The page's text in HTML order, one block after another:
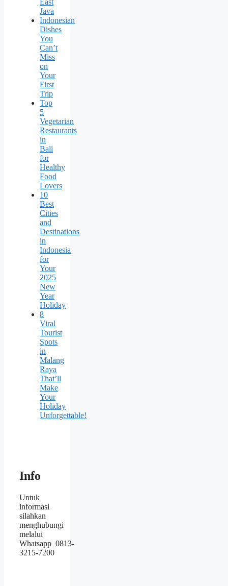
East
Java
Indonesian
Dishes
You
Can’t
Miss
on
Your
First
Trip
Top
5
Vegetarian
Restaurants
in
Bali
for
Healthy
Food
Lovers
10
Best
Cities
and
Destinations
in
Indonesia
for
Your
2025
New
Year
Holiday
8
Viral
Tourist
Spots
in
Malang
Raya
That’ll
Make
Your
Holiday
Unforgettable!
Info
Untuk
informasi
silahkan
menghubungi
melalui
Whatsapp 0813-
3215-7200